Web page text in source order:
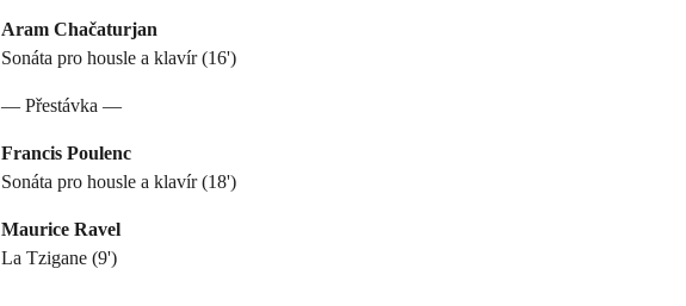
Aram Chačaturjan
Sonáta pro housle a klavír (16')
— Přestávka —
Francis Poulenc
Sonáta pro housle a klavír (18')
Maurice Ravel
La Tzigane (9')